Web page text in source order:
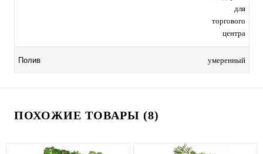
для
торгового
центра
Полив умеренный
ПОХОЖИЕ ТОВАРЫ (8)